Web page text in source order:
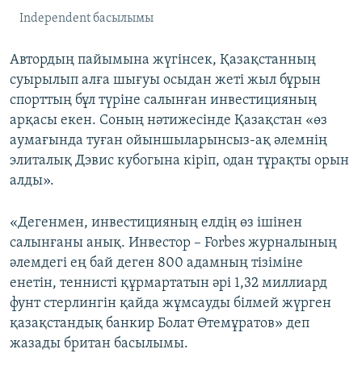
Independent басылымы
Автордың пайымына жүгінсек, Қазақстанның
суырылып алға шығуы осыдан жеті жыл бұрын
спорттың бұл түріне салынған инвестицияның
арқасы екен. Соның нәтижесінде Қазақстан «өз
аумағында туған ойыншыларынсыз-ақ әлемнің
элиталық Дэвис кубогына кіріп, одан тұрақты орын
алды».
«Дегенмен, инвестицияның елдің өз ішінен
салынғаны анық. Инвестор – Forbes журналының
әлемдегі ең бай деген 800 адамның тізіміне
енетін, теннисті құрмартатын әрі 1,32 миллиард
фунт стерлингін қайда жұмсауды білмей жүрген
қазақстандық банкир Болат Өтемұратов» деп
жазады британ басылымы.